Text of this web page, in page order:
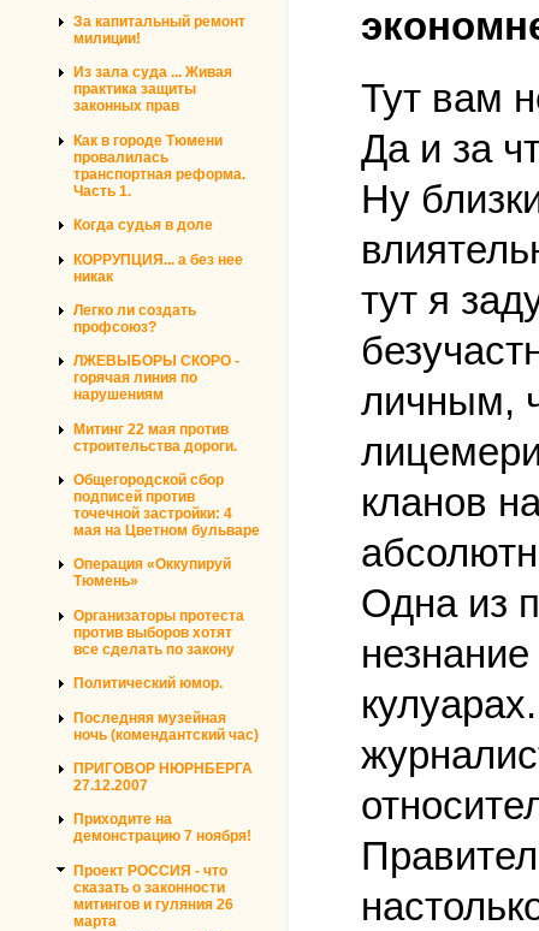
За капитальный ремонт
милиции!
Из зала суда ... Живая
практика защиты
законных прав
Как в городе Тюмени
провалилась
транспортная реформа.
Часть 1.
Когда судья в доле
КОРРУПЦИЯ... а без нее
никак
Легко ли создать
профсоюз?
ЛЖЕВЫБОРЫ СКОРО -
горячая линия по
нарушениям
Митинг 22 мая против
строительства дороги.
Общегородской сбор
подписей против
точечной застройки: 4
мая на Цветном бульваре
Операция «Оккупируй
Тюмень»
Организаторы протеста
против выборов хотят
все сделать по закону
Политический юмор.
Последняя музейная
ночь (комендантский час)
ПРИГОВОР НЮРНБЕРГА
27.12.2007
Приходите на
демонстрацию 7 ноября!
Проект РОССИЯ - что
сказать о законности
митингов и гуляния 26
марта
Тут вам
Да и за
Ну
тут я
личным,
кланов
Одна из